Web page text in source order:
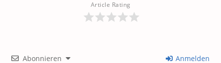
Article Rating
Abonnieren Anmelden